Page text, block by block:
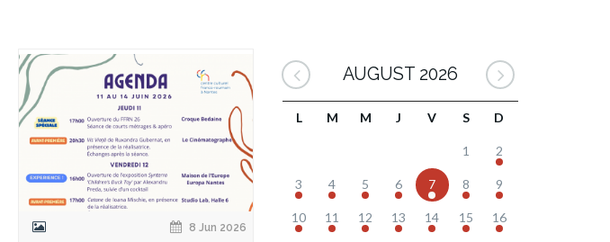
8 Jun 2026
AUGUST 2026
L M M J V S D
1 2
3 4 5 6 7 8 9
10 11 12 13 14 15 16